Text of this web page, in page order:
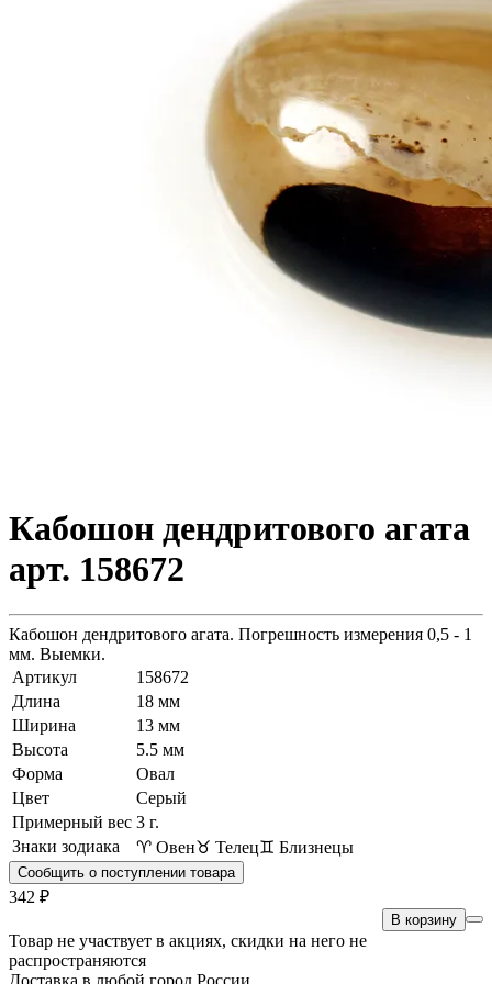
Кабошон дендритового агата
арт. 158672
Кабошон дендритового агата. Погрешность измерения 0,5 - 1
мм. Выемки.
Артикул
158672
Длина
18 мм
Ширина
13 мм
Высота
5.5 мм
Форма
Овал
Цвет
Серый
Примерный вес 3 г.
Знаки зодиака
♈ Овен♉ Телец♊ Близнецы
Сообщить о поступлении товара
342 ₽
В корзину
Товар не участвует в акциях, скидки на него не
распространяются
Доставка в любой город России